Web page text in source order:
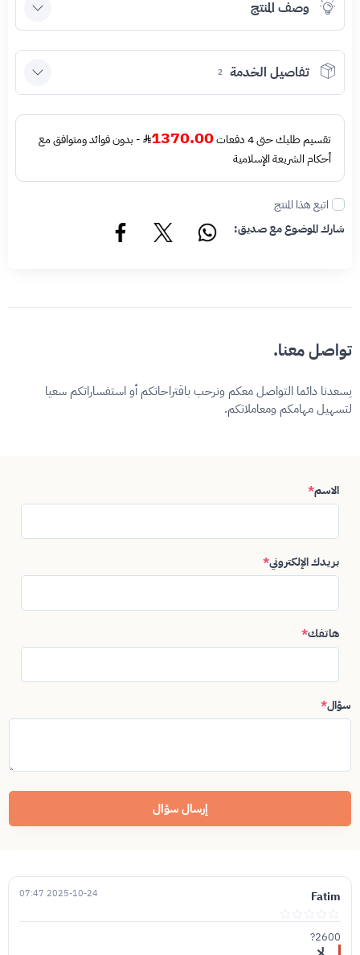
وصف المنتج
تفاصيل الخدمة 2
تقسيم طلبك حتى 4 دفعات 1370.00
- بدون فوائد ومتوافق مع
أحكام الشريعة الإسلامية
اتبع هذا المنتج
شارك الموضوع مع صديق:
تواصل معنا.
يسعدنا دائما التواصل معكم ونرحب باقتراحاتكم أو استفساراتكم سعيا
لتسهيل مهامكم ومعاملاتكم.
الاسم*
بريدك الإلكتروني*
هاتفك*
سؤال*
إرسال سؤال
Fatim
2025-10-24 07:47
2600?